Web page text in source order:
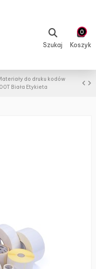
Szukaj
0
Koszyk
do druku kodów
Biała Etykieta